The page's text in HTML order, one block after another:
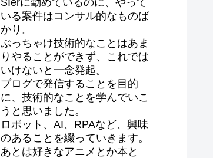
いる案件はコンサル的なものば
かり。
ぶっちゃけ技術的なことはあま
りやることができず、これでは
いけないと一念発起。
ブログで発信することを目的
に、技術的なことを学んでいこ
うと思いました。
ロボット、AI、RPAなど、興味
のあることを綴っていきます。
あとは好きなアニメとか本と